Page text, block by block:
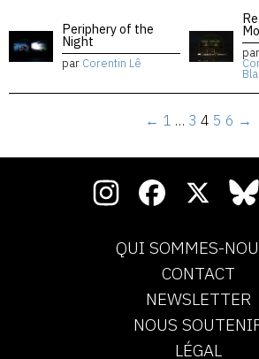
Periphery of the
Night
par Corentin Lê
par
← 1 … 3 4 5 6 →
QUI SOMMES-
CONTACT
NEWSLETTER
NOUS
LÉGAL